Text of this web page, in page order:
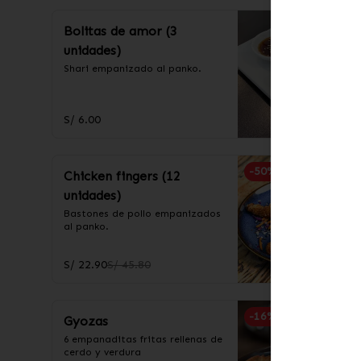
Bolitas de amor (3
unidades)
Shari empanizado al panko.
S/ 6.00
-50%
Chicken fingers (12
unidades)
Bastones de pollo empanizados
al panko.
S/ 22.90S/ 45.80
-16%
Gyozas
6 empanaditas fritas rellenas de
cerdo y verdura